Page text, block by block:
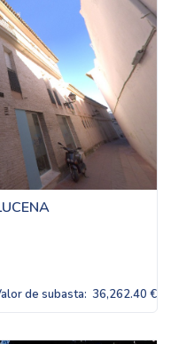
de subasta: 36,262.40 €